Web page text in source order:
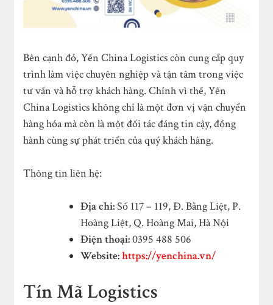
Bên cạnh đó, Yến China Logistics còn cung cấp quy
trình làm việc chuyên nghiệp và tận tâm trong việc
tư vấn và hỗ trợ khách hàng. Chính vì thế, Yến
China Logistics không chỉ là một đơn vị vận chuyển
hàng hóa mà còn là một đối tác đáng tin cậy, đồng
hành cùng sự phát triển của quý khách hàng.
Thông tin liên hệ:
Địa chỉ:Số 117 – 119, Đ. Bằng Liệt, P.
Hoàng Liệt, Q. Hoàng Mai, Hà Nội
Điện thoại:0395 488 506
Website:https://yenchina.vn/
Tín Mã Logistics